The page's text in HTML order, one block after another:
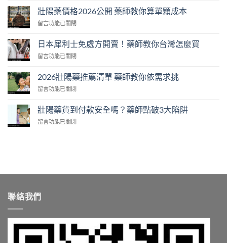
效
犀
利
功
效
解
藥
教
怎
麼
壯陽藥價格2026公開 藥師教你算單顆成本
在
陽
藥
價
2026
開
師
你
留言功能已關閉
日本犀利士免處方開賣！藥師教你台灣怎麼買
在
犀
利
免
處
方
你
灣
怎
買〉
留言功能已關閉
2026壯陽藥推薦清單 藥師教你依需求挑
在
壯
陽
藥
師
你
依
求
挑〉
中
留言功能已關閉
壯陽藥貨到付款安全嗎？藥師點破3大陷阱
在
全
師
留言功能已關閉
聯絡我們